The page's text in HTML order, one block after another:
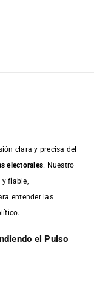
clara y precisa del
electorales. Nuestro
fiable,
entender las
el Pulso